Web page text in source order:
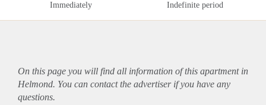
Immediately Indefinite period
On this page you will find all information of this apartmentin
Helmond. You can contact the advertiser if you have any
questions.